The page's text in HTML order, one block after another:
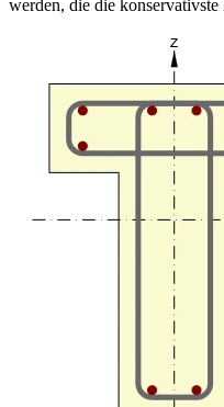
werden, die die konservativste